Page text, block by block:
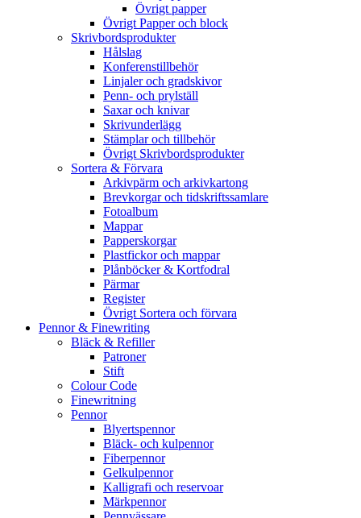
Övrigt papper
Övrigt Papper och block
Skrivbordsprodukter
Hålslag
Konferenstillbehör
Linjaler och gradskivor
Penn- och prylställ
Saxar och knivar
Skrivunderlägg
Stämplar och tillbehör
Övrigt Skrivbordsprodukter
Sortera & Förvara
Arkivpärm och arkivkartong
Brevkorgar och tidskriftssamlare
Fotoalbum
Mappar
Papperskorgar
Plastfickor och mappar
Plånböcker & Kortfodral
Pärmar
Register
Övrigt Sortera och förvara
Pennor & Finewriting
Bläck & Refiller
Patroner
Stift
Colour Code
Finewritning
Pennor
Blyertspennor
Bläck- och kulpennor
Fiberpennor
Gelkulpennor
Kalligrafi och reservoar
Märkpennor